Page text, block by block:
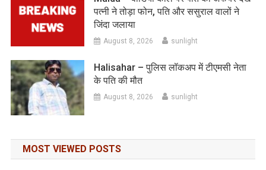
पत्नी ने तोड़ा फोन, पति और ससुराल वालों ने
जिंदा जलाया
August 8, 2026 sunlight
Halisahar – पुलिस लॉकअप में टीएमसी नेता
के पति की मौत
August 8, 2026 sunlight
MOST VIEWED POSTS